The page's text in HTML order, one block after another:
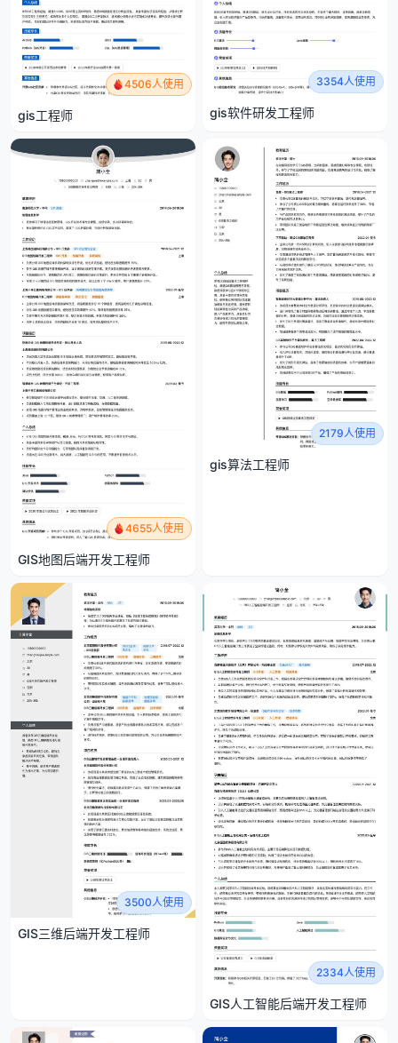
4506人使用
gis工程师
3354人使用
gis软件研发工程师
4655人使用
GIS地图后端开发工程师
2179人使用
gis算法工程师
3500人使用
GIS三维后端开发工程师
2334人使用
GIS人工智能后端开发工程师